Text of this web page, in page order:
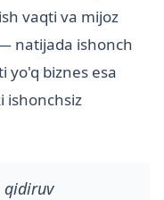
vaqti va mijoz
natijada ishonch
yo'q biznes esa
ishonchsiz
qidiruv